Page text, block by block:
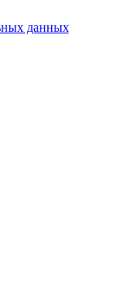
данных